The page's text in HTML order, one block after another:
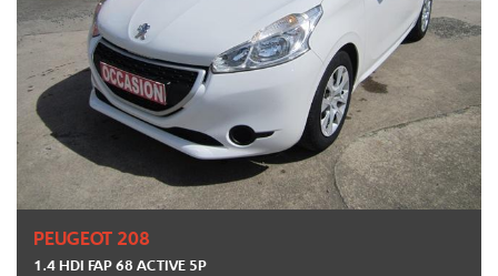
PEUGEOT 208
1.4 HDI FAP 68 ACTIVE 5P